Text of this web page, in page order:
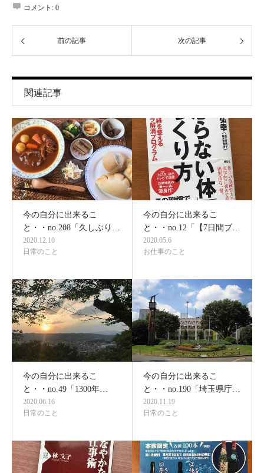
コメント: 0
前の記事 次の記事
関連記事
今の自分に出来るこ
と・・no.208「久しぶり…
2020.12.10
日常のこと
今の自分に出来るこ
と・・no.12「【7日間ブ…
2020.05.6
お仕事のこと
今の自分に出来るこ
と・・no.49「1300年…
2020.06.16
日常のこと
今の自分に出来るこ
と・・no.190「埼玉県庁…
2020.11.19
日常のこと